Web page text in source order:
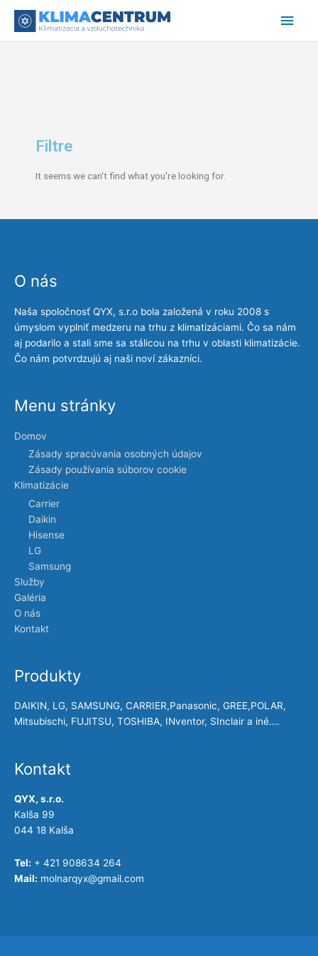
Filtre
It seems we can't find what you're looking for.
O nás
Naša spoločnosť QYX, s.r.o bola založená v roku 2008 s
úmyslom vyplniť medzeru na trhu z klimatizáciami. Čo sa nám
aj podarilo a stali sme sa stálicou na trhu v oblasti klimatizácie.
Čo nám potvrdzujú aj naši noví zákazníci.
Menu stránky
Domov
Zásady spracúvania osobných údajov
Zásady používania súborov cookie
Klimatizácie
Carrier
Daikin
Hisense
LG
Samsung
Služby
Galéria
O nás
Kontakt
Produkty
DAIKIN, LG, SAMSUNG, CARRIER,Panasonic, GREE,POLAR,
Mitsubischi, FUJITSU, TOSHIBA, INventor, SInclair a iné….
Kontakt
QYX, s.r.o.
Kalša 99
044 18 Kalša
Tel: + 421 908634 264
Mail: molnarqyx@gmail.com